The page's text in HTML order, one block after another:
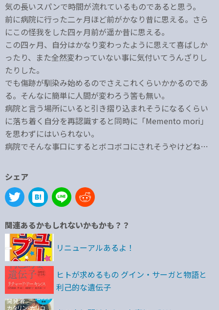
気の長いスパンで時間が流れているものであると思う。
前に病院に行った二ヶ月ほど前がかなり昔に思える。さら
にこの怪我をした四ヶ月前が遥か昔に思える。
この四ヶ月、自分はかなり変わったように思えて喜ばしか
ったり、また全然変わっていない事に気付いてうんざりし
たりした。
でも傷跡が馴染み始めるのでさえこれくらいかかるのであ
る。そんなに簡単に人間が変わろう筈も無い。
病院と言う場所にいると引き摺り込まれそうになるくらい
に落ち着く自分を再認識すると同時に「Memento mori」
を思わずにはいられない。
病院でそんな事口にするとボコボコにされそうやけどね…
シェア
関連あるかもしれないかもかも？？
リニューアルあるよ！
ヒトが求めるもの グイン・サーガと物語と
利己的な遺伝子